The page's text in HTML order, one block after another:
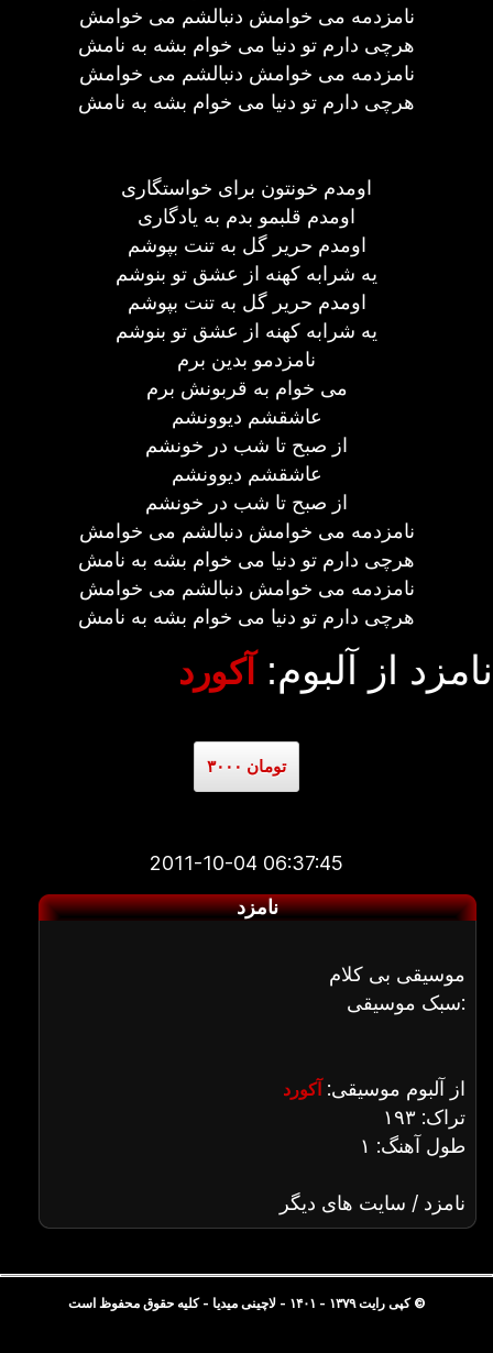
نامزدمه می خوامش دنبالشم می خوامش
هرچی دارم تو دنیا می خوام بشه به نامش
نامزدمه می خوامش دنبالشم می خوامش
هرچی دارم تو دنیا می خوام بشه به نامش
اومدم خونتون برای خواستگاری
اومدم قلبمو بدم به یادگاری
اومدم حریر گل به تنت بپوشم
یه شرابه کهنه از عشق تو بنوشم
اومدم حریر گل به تنت بپوشم
یه شرابه کهنه از عشق تو بنوشم
نامزدمو بدین برم
می خوام به قربونش برم
عاشقشم دیوونشم
از صبح تا شب در خونشم
عاشقشم دیوونشم
از صبح تا شب در خونشم
نامزدمه می خوامش دنبالشم می خوامش
هرچی دارم تو دنیا می خوام بشه به نامش
نامزدمه می خوامش دنبالشم می خوامش
هرچی دارم تو دنیا می خوام بشه به نامش
نامزد از آلبوم: آکورد
۳۰۰۰ تومان
2011-10-04 06:37:45
نامزد
موسیقی بی کلام
سبک موسیقی:
از آلبوم موسیقی: آکورد
تراک: ۱۹۳
طول آهنگ: ۱
نامزد / سایت های دیگر
© کپی رایت ۱۳۷۹ - ۱۴۰۱ - لاچینی میدیا - کلیه حقوق محفوظ است